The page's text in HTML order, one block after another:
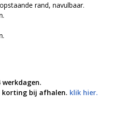
rand, navulbaar.
korting bij afhalen. klik hier.